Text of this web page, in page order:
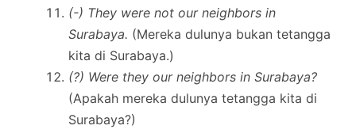
(-) They were not our neighbors in
Surabaya. (Mereka dulunya bukan tetangga
kita di Surabaya.)
(?) Were they our neighbors in Surabaya?
(Apakah mereka dulunya tetangga kita di
Surabaya?)